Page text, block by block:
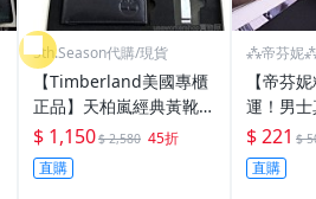
5th.Season代購/現貨
【Timberland美國專櫃
正品】天柏嵐經典黃靴皮
色麂皮零錢袋短夾+鑰匙
圈禮盒組◎可放WAVE感
應卡/悠遊卡/附提袋
$ 1,150$ 2,580 45折
直購
⁂帝芬妮⁂
【帝芬
運！男
錢夾卡
包 手提
化妝包
$ 221 $
直購